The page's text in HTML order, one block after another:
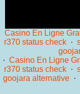
Casino En Ligne
r370 status check ·
· Casino En Ligne
r370 status check ·
goojara alternative ·